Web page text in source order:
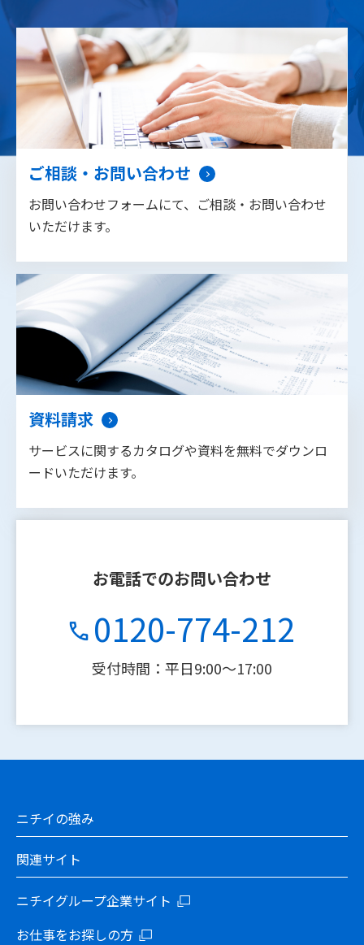
ご相談・お問い合わせ
お問い合わせフォームにて、ご相談・お問い合わせ
いただけます。
資料請求
サービスに関するカタログや資料を無料でダウンロ
ードいただけます。
お電話でのお問い合わせ
0120-774-212
受付時間：平日9:00〜17:00
ニチイの強み
関連サイト
ニチイグループ企業サイト
お仕事をお探しの方